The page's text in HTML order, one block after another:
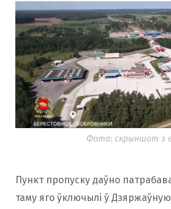
Фота: скрыншот з
Пункт пропуску даўно
таму яго ўключылі ў